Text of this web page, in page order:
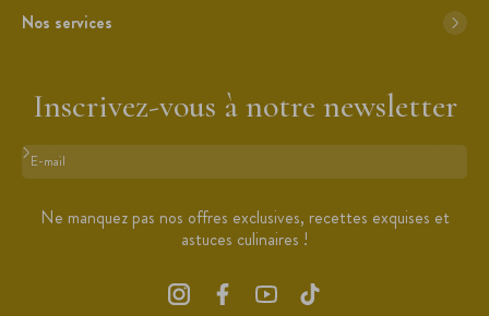
Nos services
Inscrivez-vous à notre newsletter
Format : adresse@email.com
Ne manquez pas nos offres exclusives, recettes exquises et
astuces culinaires !